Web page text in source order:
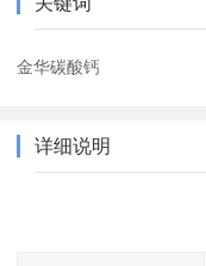
金华碳酸钙
详细说明